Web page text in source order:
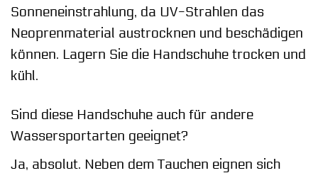
Sonneneinstrahlung, da UV-Strahlen das
Neoprenmaterial austrocknen und beschädigen
können. Lagern Sie die Handschuhe trocken und
kühl.
Sind diese Handschuhe auch für andere
Wassersportarten geeignet?
Ja, absolut. Neben dem Tauchen eignen sich